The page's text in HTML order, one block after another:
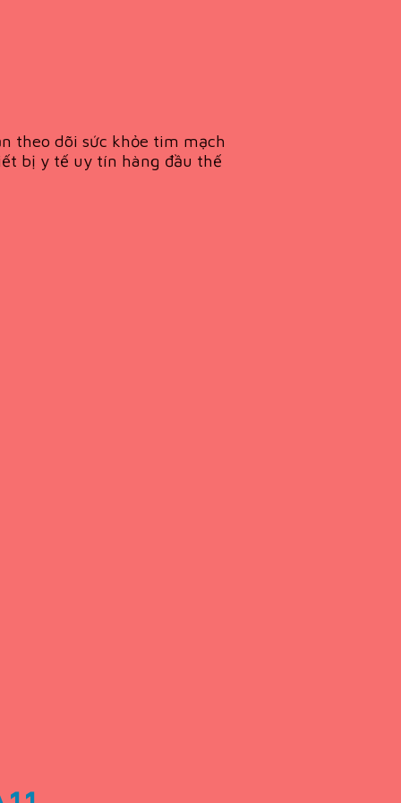
theo dõi sức khỏe tim mạch
bị y tế uy tín hàng đầu thế